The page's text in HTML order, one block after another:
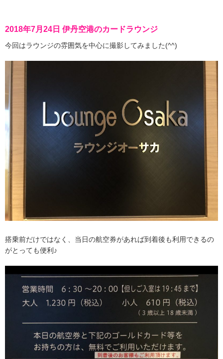
2018年7月24日 伊丹空港のカードラウンジ
今回はラウンジの雰囲気を中心に撮影してみました(^^)
搭乗前だけではなく、当日の航空券があれば到着後も利用できるの
がとっても便利♪